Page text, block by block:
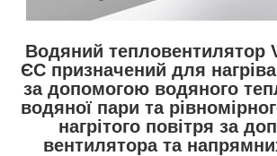
Водяний тепловентилятор
ЄС призначений для
за допомогою водяного
водяної пари та
нагрітого повітря за
вентилятора та